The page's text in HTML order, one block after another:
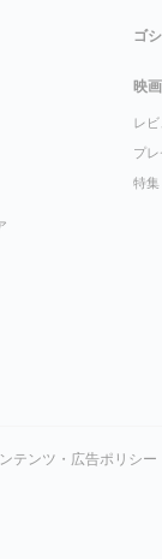
ゴ
映画
レビ
プレ
特集
テンツ・広告ポリシー